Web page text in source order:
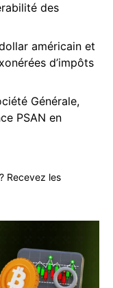
des
américain et
d’impôts
Générale,
PSAN en
Recevez les